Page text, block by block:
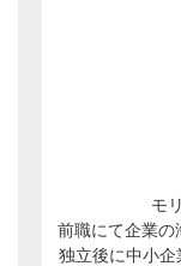
モ
前職にて企業の
独立後に中小